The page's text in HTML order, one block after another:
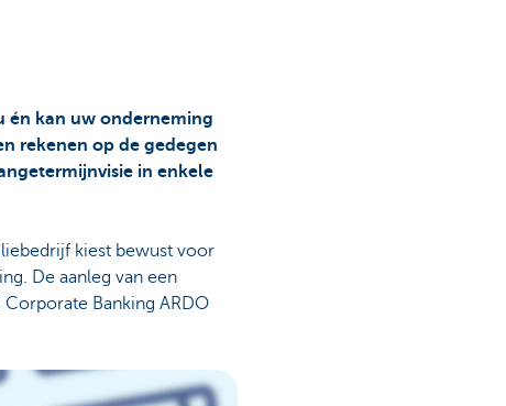
én kan uw onderneming
rekenen op de gedegen
in enkele
kiest bewust voor
De aanleg van een
Banking ARDO